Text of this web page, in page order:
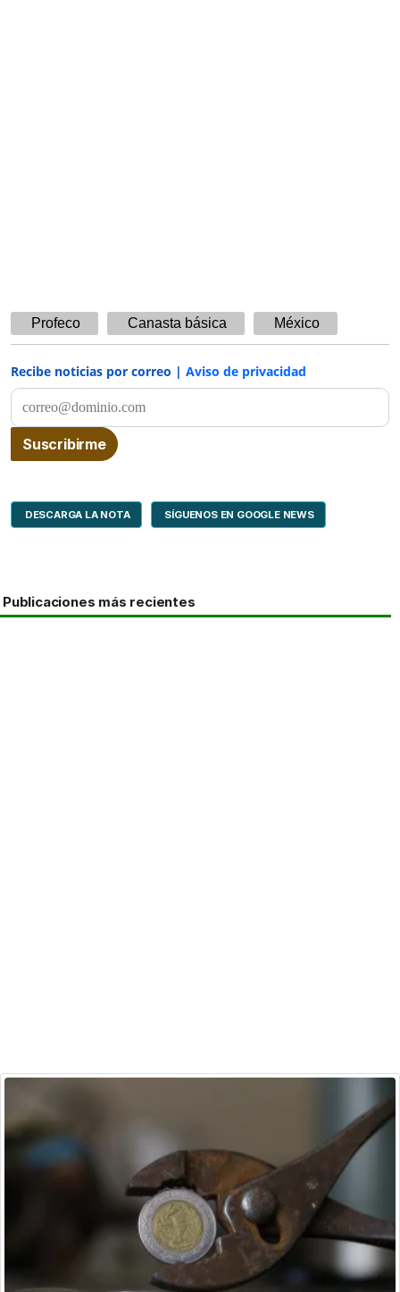
Profeco Canasta básica México
Recibe noticias por correo | Aviso de privacidad
DESCARGA LA NOTA SÍGUENOS EN GOOGLE NEWS
Publicaciones más recientes